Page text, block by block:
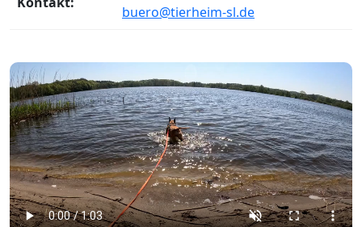
buero@tierheim-sl.de